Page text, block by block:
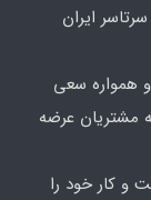
ایران
همواره سعی
مشتریان عرضه
و کار خود را